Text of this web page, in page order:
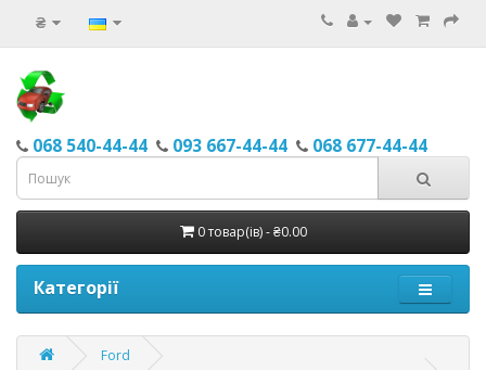
₴
068 540-44-44 093 667-44-44 068 677-44-44
0 товар(ів) - ₴0.00
Категорії
Ford